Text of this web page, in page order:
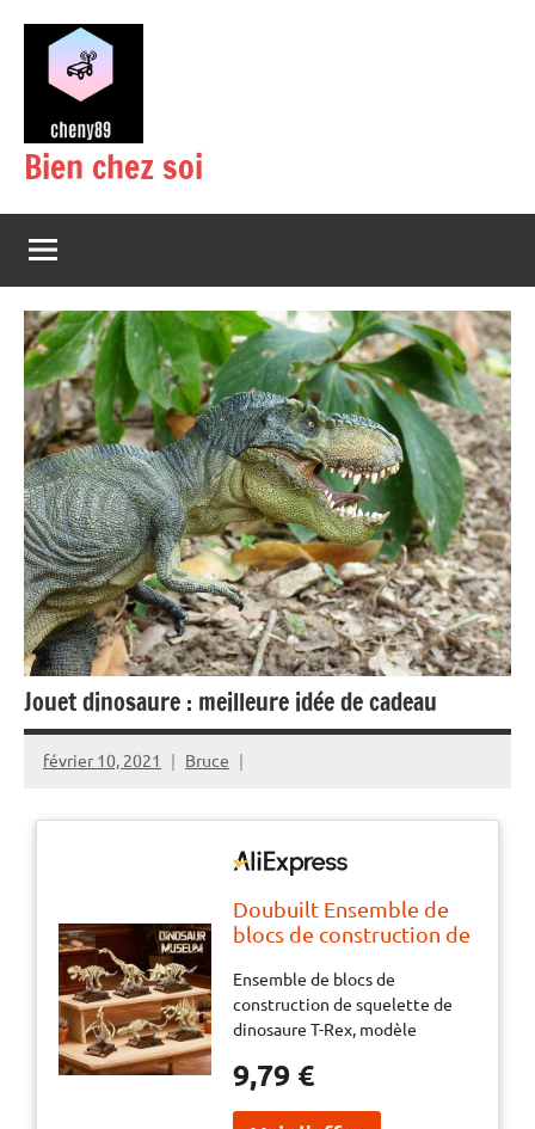
contenu
Bien chez soi
Jouet dinosaure : meilleure idée de cadeau
février 10, 2021 Bruce
Doubuilt Ensemble de
blocs de construction de
T-Rex, modèle
d'assemblage DIY pour
enfants, jouet
collection et idée cadeau
parfaite
Ensemble de blocs de
construction de squelette de
dinosaure T-Rex, modèle
jouet scientifique de collection
9,79 €